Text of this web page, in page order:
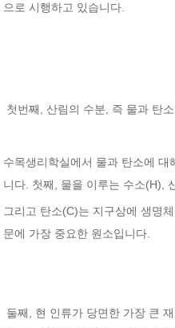
으로 시행하고 있습니다.
첫번째, 산림의 수분, 즉 물과 탄
수목생리학실에서 물과 탄소에
니다. 첫째, 물을 이루는 수소(H),
그리고 탄소(C)는 지구상에 생명
문에 가장 중요한 원소입니다.
둘째, 현 인류가 당면한 가장 큰